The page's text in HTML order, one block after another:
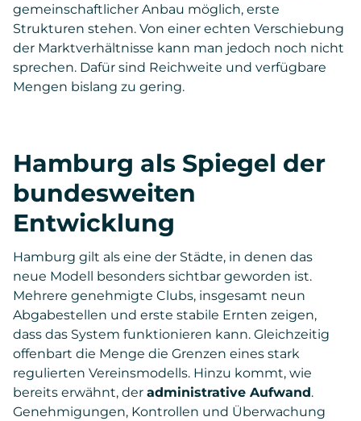
gemeinschaftlicher Anbau möglich, erste
Strukturen stehen. Von einer echten Verschiebung
der Marktverhältnisse kann man jedoch noch nicht
sprechen. Dafür sind Reichweite und verfügbare
Mengen bislang zu gering.
Hamburg als Spiegel der
bundesweiten
Entwicklung
Hamburg gilt als eine der Städte, in denen das
neue Modell besonders sichtbar geworden ist.
Mehrere genehmigte Clubs, insgesamt neun
Abgabestellen und erste stabile Ernten zeigen,
dass das System funktionieren kann. Gleichzeitig
offenbart die Menge die Grenzen eines stark
regulierten Vereinsmodells. Hinzu kommt, wie
bereits erwähnt, der administrative Aufwand.
Genehmigungen, Kontrollen und Überwachung